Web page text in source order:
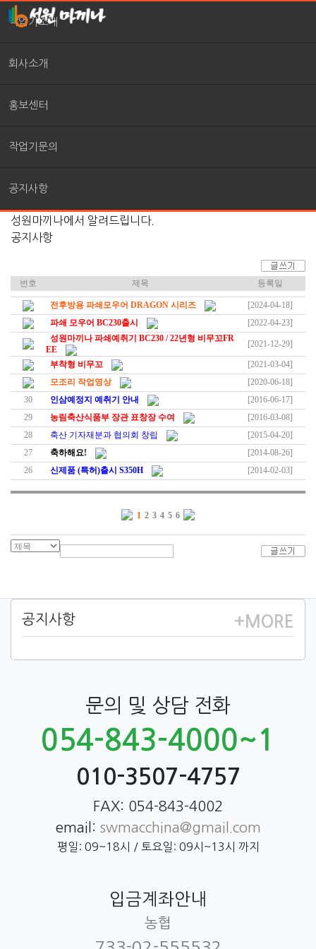
작업기소개
회사소개
홍보센터
작업기문의
공지사항
성원마끼나에서 알려드립니다.
공지사항
번호 제목 등록일
전후방용 파쇄모우어 DRAGON 시리즈
[2024-04-18]
파쇄 모우어 BC230출시
[2022-04-23]
성원마끼나 파쇄예취기 BC230 / 22년형 비무꼬FR
EE
[2021-12-29]
부착형 비무꼬
[2021-03-04]
모조리 작업영상
[2020-06-18]
30
인삼예정지 예취기 안내
[2016-06-17]
29
농림축산식품부 장관 표창장 수여
[2016-03-08]
28
축산 기자재분과 협의회 창립
[2015-04-20]
27
축하해요!
[2014-08-26]
26
신제품 (특허)출시 S350H [2014-02-03]
1 2 3 4 5 6
공지사항 +MORE
문의 및 상담 전화
054-843-4000~1
010-3507-4757
FAX: 054-843-4002
email: swmacchina@gmail.com
평일: 09~18시 / 토요일: 09시~13시 까지
입금계좌안내
농협